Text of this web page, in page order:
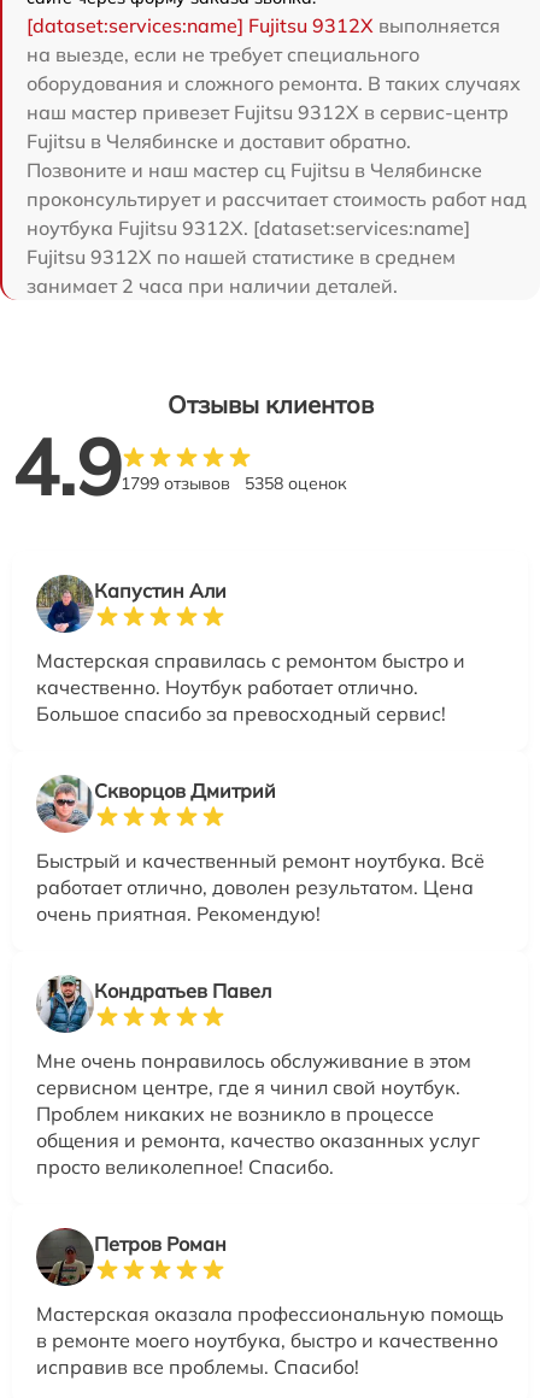
[dataset:services:name] Fujitsu 9312X выполняется
на выезде, если не требует специального
оборудования и сложного ремонта. В таких случаях
наш мастер привезет Fujitsu 9312X в сервис-центр
Fujitsu в Челябинске и доставит обратно.
Позвоните и наш мастер сц Fujitsu в Челябинске
проконсультирует и рассчитает стоимость работ над
ноутбука Fujitsu 9312X. [dataset:services:name]
Fujitsu 9312X по нашей статистике в среднем
занимает 2 часа при наличии деталей.
Отзывы клиентов
4.91799 отзывов 5358 оценок
Капустин Али
Мастерская справилась с ремонтом быстро и
качественно. Ноутбук работает отлично.
Большое спасибо за превосходный сервис!
Скворцов Дмитрий
Быстрый и качественный ремонт ноутбука. Всё
работает отлично, доволен результатом. Цена
очень приятная. Рекомендую!
Кондратьев Павел
Мне очень понравилось обслуживание в этом
сервисном центре, где я чинил свой ноутбук.
Проблем никаких не возникло в процессе
общения и ремонта, качество оказанных услуг
просто великолепное! Спасибо.
Петров Роман
Мастерская оказала профессиональную помощь
в ремонте моего ноутбука, быстро и качественно
исправив все проблемы. Спасибо!